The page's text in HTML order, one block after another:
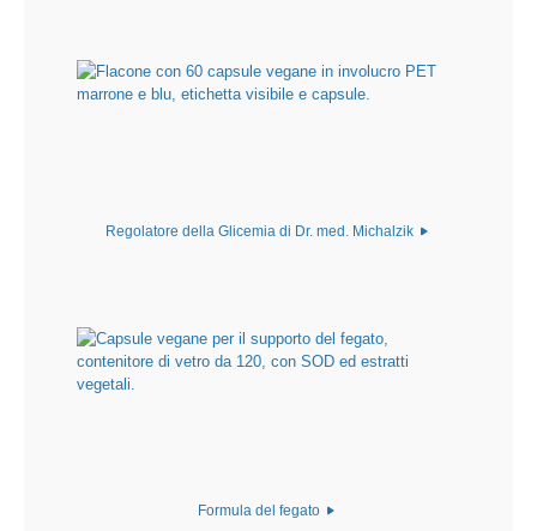
Regolatore della Glicemia di Dr. med. Michalzik
Formula del fegato